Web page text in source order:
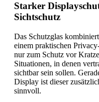
Starker
Sichtschutz
Das Schutzglas
einem praktischen
nur zum Schutz vor
Situationen, in denen
sichtbar sein sollen.
Display ist dieser
sinnvoll.